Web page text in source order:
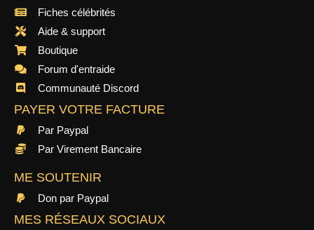
Fiches célébrités
Aide & support
Boutique
Forum d'entraide
Communauté Discord
PAYER VOTRE FACTURE
Par Paypal
Par Virement Bancaire
ME SOUTENIR
Don par Paypal
MES RÉSEAUX SOCIAUX